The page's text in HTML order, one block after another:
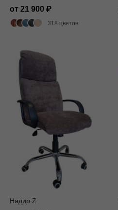
от 21 900
318 цветов
Надир Z